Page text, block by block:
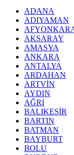
ADANA
ADIYAMAN
AKSARAY
AMASYA
ANKARA
ANTALYA
ARDAHAN
ARTVİN
AYDIN
AĞRI
BALIKESİR
BARTIN
BATMAN
BAYBURT
BOLU